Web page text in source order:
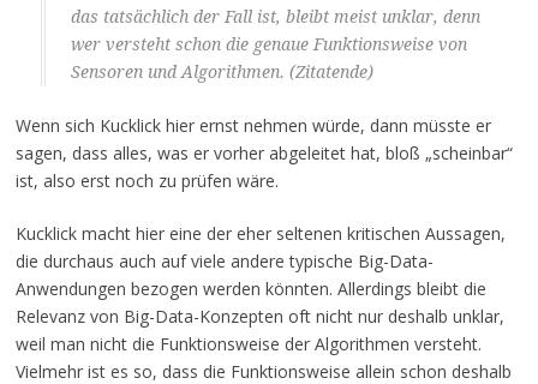
das tatsächlich der Fall ist, bleibt meist unklar, denn
wer versteht schon die genaue Funktionsweise von
Sensoren und Algorithmen. (Zitatende)
Wenn sich Kucklick hier ernst nehmen würde, dann müsste er
sagen, dass alles, was er vorher abgeleitet hat, bloß „scheinbar“
ist, also erst noch zu prüfen wäre.
Kucklick macht hier eine der eher seltenen kritischen Aussagen,
die durchaus auch auf viele andere typische Big-Data-
Anwendungen bezogen werden könnten. Allerdings bleibt die
Relevanz von Big-Data-Konzepten oft nicht nur deshalb unklar,
weil man nicht die Funktionsweise der Algorithmen versteht.
Vielmehr ist es so, dass die Funktionsweise allein schon deshalb